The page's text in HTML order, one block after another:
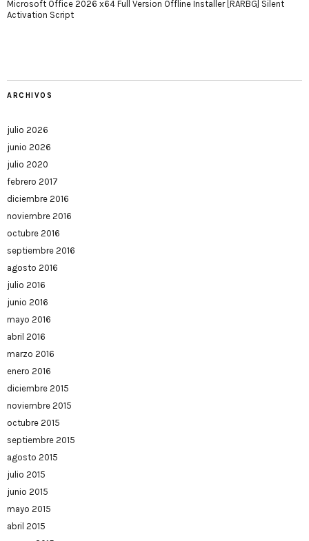
Microsoft Office 2026 x64 Full Version Offline Installer [RARBG] Silent
Activation Script
ARCHIVOS
julio 2026
junio 2026
julio 2020
febrero 2017
diciembre 2016
noviembre 2016
octubre 2016
septiembre 2016
agosto 2016
julio 2016
junio 2016
mayo 2016
abril 2016
marzo 2016
enero 2016
diciembre 2015
noviembre 2015
octubre 2015
septiembre 2015
agosto 2015
julio 2015
junio 2015
mayo 2015
abril 2015